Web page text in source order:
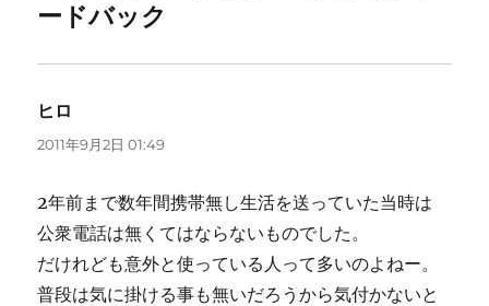
ードバック
ヒロ
り:
2011年9月2日 01:49
2年前まで数年間携帯無し生活を送っていた当時は
公衆電話は無くてはならないものでした。
だけれども意外と使っている人って多いのよねー。
普段は気に掛ける事も無いだろうから気付かないと